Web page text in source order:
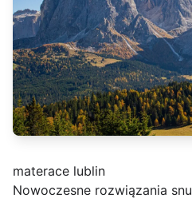
materace lublin
Nowoczesne rozwiązania snu